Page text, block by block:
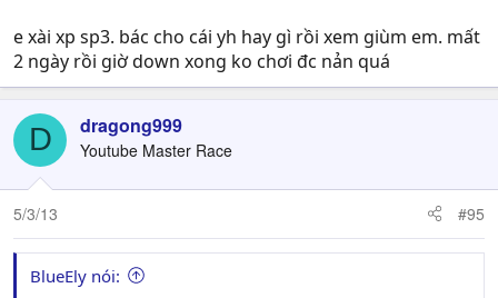
e xài xp sp3. bác cho cái yh hay gì rồi xem giùm em. mất
2 ngày rồi giờ down xong ko chơi đc nản quá
D dragong999
Youtube Master Race
5/3/13 #95
BlueEly nói: